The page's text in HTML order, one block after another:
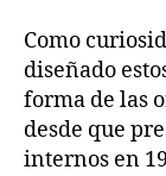
Como
diseñado
forma de las
desde que
internos en